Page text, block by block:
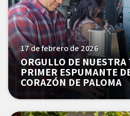
17 de febrero de 2026
ORGULLO DE NUESTRA
PRIMER ESPUMANTE
CORAZÓN DE PALOMA